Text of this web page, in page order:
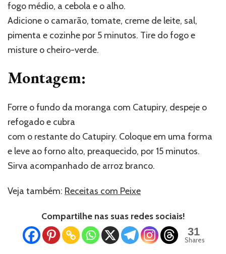
fogo médio, a cebola e o alho.
Adicione o camarão, tomate, creme de leite, sal,
pimenta e cozinhe por 5 minutos. Tire do fogo e
misture o cheiro-verde.
Montagem:
Forre o fundo da moranga com Catupiry, despeje o
refogado e cubra
com o restante do Catupiry. Coloque em uma forma
e leve ao forno alto, preaquecido, por 15 minutos.
Sirva acompanhado de arroz branco.
Veja também: Receitas com Peixe
Compartilhe nas suas redes sociais!
31
Shares